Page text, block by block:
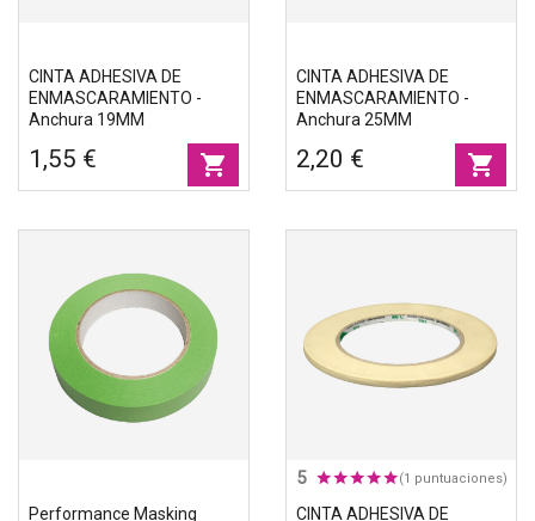
CINTA ADHESIVA DE
ENMASCARAMIENTO -
Anchura 19MM
1,55 € shopping_cart
CINTA ADHESIVA DE
ENMASCARAMIENTO -
Anchura 25MM
2,20 € shopping_cart
Performance Masking
5 (1 puntuaciones)
CINTA ADHESIVA DE